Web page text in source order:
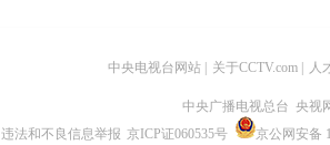
中央电视台网站 关于CCTV.com 人
中央广播电视总台 央视
违法和不良信息举报 京ICP证060535号
京公网安备